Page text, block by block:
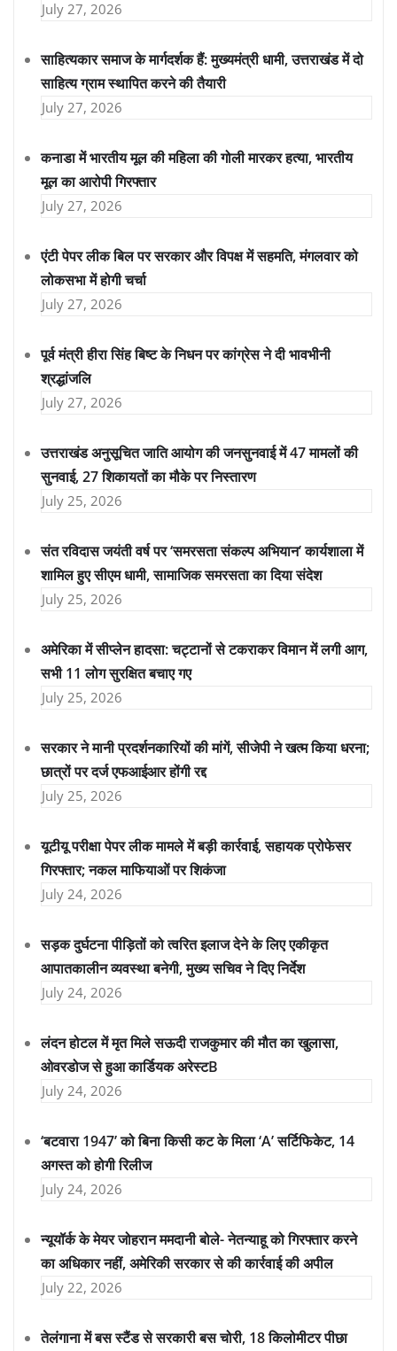
July 27, 2026
साहित्यकार समाज के मार्गदर्शक हैं: मुख्यमंत्री धामी, उत्तराखंड में दो
साहित्य ग्राम स्थापित करने की तैयारी
July 27, 2026
कनाडा में भारतीय मूल की महिला की गोली मारकर हत्या, भारतीय
मूल का आरोपी गिरफ्तार
July 27, 2026
एंटी पेपर लीक बिल पर सरकार और विपक्ष में सहमति, मंगलवार को
लोकसभा में होगी चर्चा
July 27, 2026
पूर्व मंत्री हीरा सिंह बिष्ट के निधन पर कांग्रेस ने दी भावभीनी
श्रद्धांजलि
July 27, 2026
उत्तराखंड अनुसूचित जाति आयोग की जनसुनवाई में 47 मामलों की
सुनवाई, 27 शिकायतों का मौके पर निस्तारण
July 25, 2026
संत रविदास जयंती वर्ष पर ‘समरसता संकल्प अभियान’ कार्यशाला में
शामिल हुए सीएम धामी, सामाजिक समरसता का दिया संदेश
July 25, 2026
अमेरिका में सीप्लेन हादसा: चट्टानों से टकराकर विमान में लगी आग,
सभी 11 लोग सुरक्षित बचाए गए
July 25, 2026
सरकार ने मानी प्रदर्शनकारियों की मांगें, सीजेपी ने खत्म किया धरना;
छात्रों पर दर्ज एफआईआर होंगी रद्द
July 25, 2026
यूटीयू परीक्षा पेपर लीक मामले में बड़ी कार्रवाई, सहायक प्रोफेसर
गिरफ्तार; नकल माफियाओं पर शिकंजा
July 24, 2026
सड़क दुर्घटना पीड़ितों को त्वरित इलाज देने के लिए एकीकृत
आपातकालीन व्यवस्था बनेगी, मुख्य सचिव ने दिए निर्देश
July 24, 2026
लंदन होटल में मृत मिले सऊदी राजकुमार की मौत का खुलासा,
ओवरडोज से हुआ कार्डियक अरेस्टB
July 24, 2026
‘बटवारा 1947’ को बिना किसी कट के मिला ‘A’ सर्टिफिकेट, 14
अगस्त को होगी रिलीज
July 24, 2026
न्यूयॉर्क के मेयर जोहरान ममदानी बोले- नेतन्याहू को गिरफ्तार करने
का अधिकार नहीं, अमेरिकी सरकार से की कार्रवाई की अपील
July 22, 2026
तेलंगाना में बस स्टैंड से सरकारी बस चोरी, 18 किलोमीटर पीछा